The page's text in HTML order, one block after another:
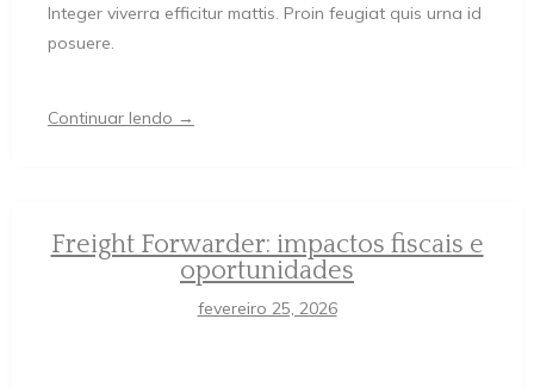
Integer viverra efficitur mattis. Proin feugiat quis urna id
posuere.
Continuar lendo →
Freight Forwarder: impactos fiscais e
oportunidades
fevereiro 25, 2026